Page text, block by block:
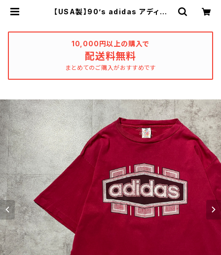
【USA製】90’s adidas アディダ
ing_katharsis
10,000円以上の購入で
配送料無料
まとめてのご購入がおすすめです